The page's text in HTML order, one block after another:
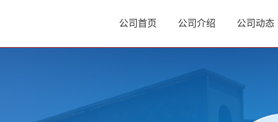
公司首页 公司介绍 公司动态